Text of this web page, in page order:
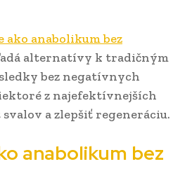
ako anabolikum bez
alternatívy k tradičným
bez negatívnych
z najefektívnejších
a zlepšiť regeneráciu.
anabolikum bez